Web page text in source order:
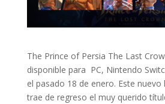
The Prince of Persia The Last
disponible para PC, Nintendo
el pasado 18 de enero. Este
trae de regreso el muy querido